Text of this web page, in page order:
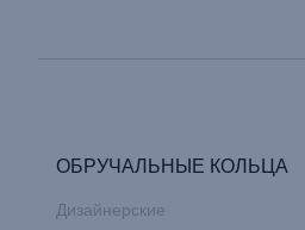
ОБРУЧАЛЬНЫЕ КОЛЬЦА
Дизайнерские